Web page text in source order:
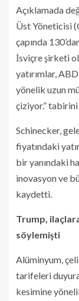
Açıklamada
Üst Yöneticisi
çapında
İsviçre şirketi
yatırımlar,
yönelik uzun
çiziyor.” tabirini
Schinecker,
fiyatındaki
bir yanındaki
inovasyon ve
kaydetti.
Trump,
söylemişti
Alüminyum,
tarifeleri
kesimine